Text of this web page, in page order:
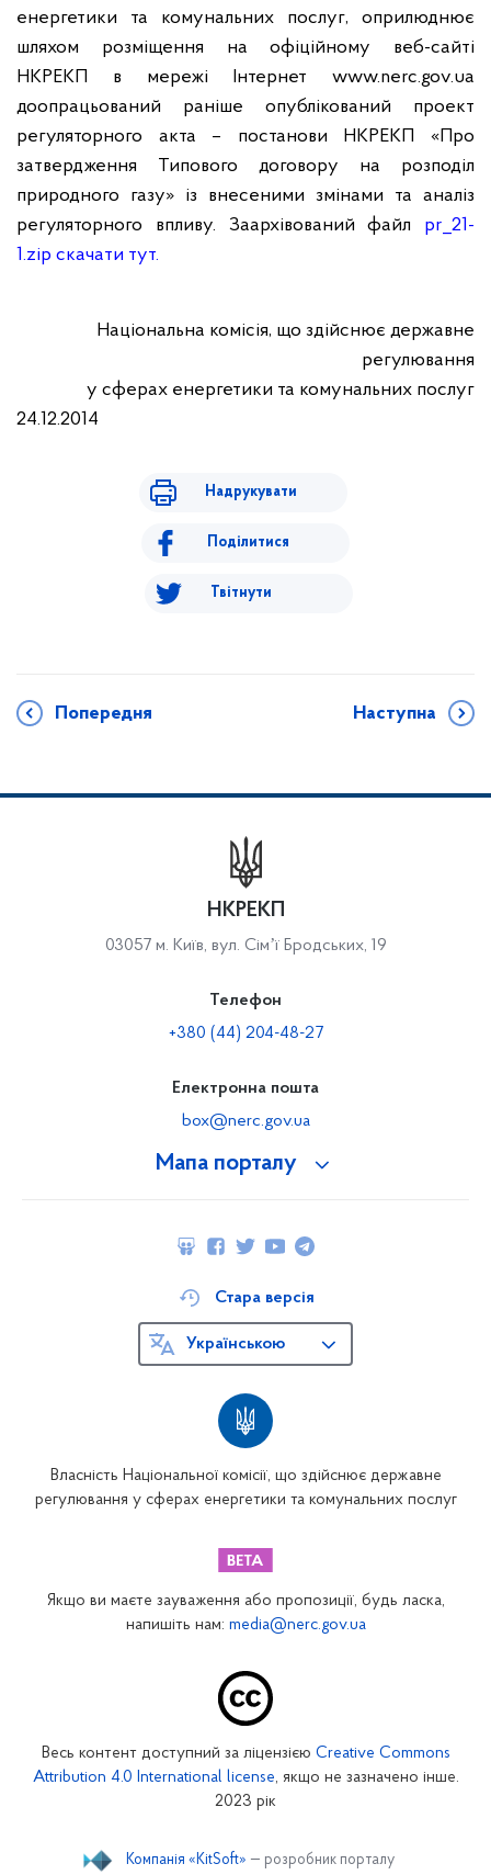
енергетики та комунальних послуг, оприлюднює
шляхом розміщення на офіційному веб-сайті
НКРЕКП в мережі Інтернет www.nerc.gov.ua
доопрацьований раніше опублікований проект
регуляторного акта – постанови НКРЕКП «Про
затвердження Типового договору на розподіл
природного газу» із внесеними змінами та аналіз
регуляторного впливу. Заархівований файл pr_ 21-
1.zip скачати тут.
Національна комісія, що здійснює державне
регулювання
у сферах енергетики та комунальних послуг
24.12.2014
Надрукувати
Поділитися
Твітнути
Попередня Наступна
Мапа порталу
НКРЕКП
03057 м. Київ, вул. Сімʼї Бродських, 19
Телефон
+380 (44) 204-48-27
Електронна пошта
box@nerc.gov.ua
Власність Національної комісії, що здійснює державне
регулювання у сферах енергетики та комунальних послуг
Стара версія
Українською
Якщо ви маєте зауваження або пропозиції, будь ласка,
напишіть нам: media@nerc.gov.ua
Весь контент доступний за ліцензією Creative Commons
Attribution 4.0 International license, якщо не зазначено інше.
2023 рік
Компанія «KitSoft» — розробник порталу